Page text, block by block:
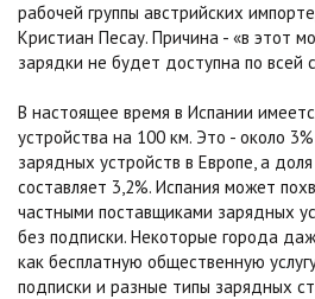
рабочей группы австрийских
Кристиан Песау. Причина - «в этот
зарядки не будет доступна по всей
В настоящее время в Испании
устройства на 100 км. Это - около
зарядных устройств в Европе, а
составляет 3,2%. Испания может
частными поставщиками зарядных
без подписки. Некоторые города
как бесплатную общественную
подписки и разные типы зарядных